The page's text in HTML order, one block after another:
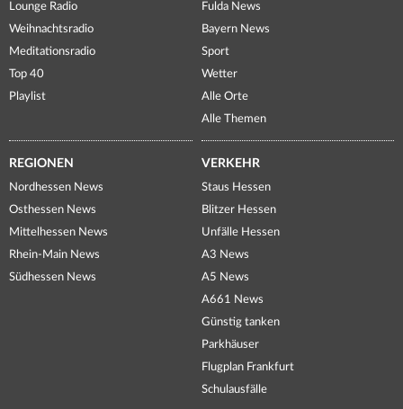
Lounge Radio
Weihnachtsradio
Meditationsradio
Top 40
Playlist
Fulda News
Bayern News
Sport
Wetter
Alle Orte
Alle Themen
REGIONEN
Nordhessen News
Osthessen News
Mittelhessen News
Rhein-Main News
Südhessen News
VERKEHR
Staus Hessen
Blitzer Hessen
Unfälle Hessen
A3 News
A5 News
A661 News
Günstig tanken
Parkhäuser
Flugplan Frankfurt
Schulausfälle